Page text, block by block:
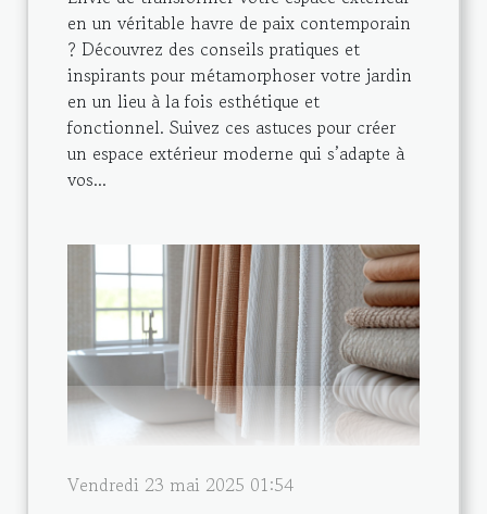
en un véritable havre de paix contemporain
? Découvrez des conseils pratiques et
inspirants pour métamorphoser votre jardin
en un lieu à la fois esthétique et
fonctionnel. Suivez ces astuces pour créer
un espace extérieur moderne qui s’adapte à
vos...
Vendredi 23 mai 2025 01:54